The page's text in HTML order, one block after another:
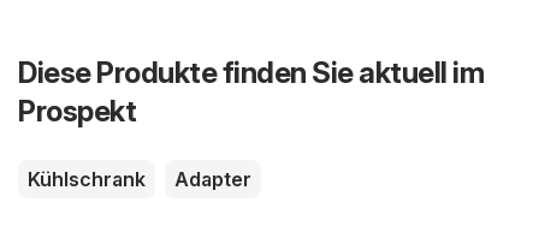
Diese Produkte finden Sie aktuell im
Prospekt
Kühlschrank Adapter